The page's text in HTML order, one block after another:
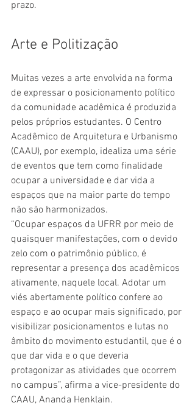
prazo.
Arte e Politização
Muitas vezes a arte envolvida na forma
de expressar o posicionamento político
da comunidade acadêmica é produzida
pelos próprios estudantes. O Centro
Acadêmico de Arquitetura e Urbanismo
(CAAU), por exemplo, idealiza uma série
de eventos que tem como finalidade
ocupar a universidade e dar vida a
espaços que na maior parte do tempo
não são harmonizados.
“Ocupar espaços da UFRR por meio de
quaisquer manifestações, com o devido
zelo com o patrimônio público, é
representar a presença dos acadêmicos
ativamente, naquele local. Adotar um
viés abertamente político confere ao
espaço e ao ocupar mais significado, por
visibilizar posicionamentos e lutas no
âmbito do movimento estudantil, que é o
que dar vida e o que deveria
protagonizar as atividades que ocorrem
no campus”, afirma a vice-presidente do
CAAU, Ananda Henklain.